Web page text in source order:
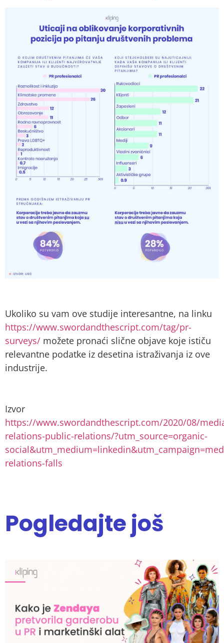
Ukoliko su vam ove studije interesantne, na linku
https://www.swordandthescript.com/tag/pr-
surveys/ možete pronaći slične objave koje ističu
relevantne podatke iz desetina istraživanja iz ove
industrije.
Izvor
https://www.swordandthescript.com/2020/08/
relations-public-relations/?utm_source=organic-
relations-falls
Pogledajte još